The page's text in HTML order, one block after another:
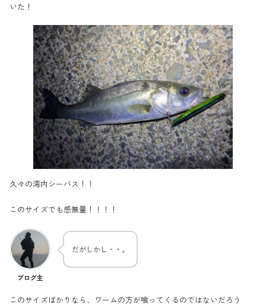
いた！
久々の湾内シーバス！！
このサイズでも感無量！！！！
ブログ主
だがしかし・・。
このサイズばかりなら、ワームの方が喰ってくるのではないだろう